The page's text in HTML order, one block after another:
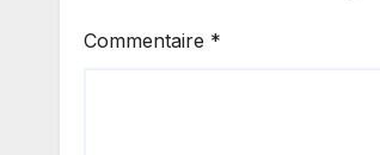
Commentaire *